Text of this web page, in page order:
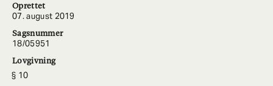
Oprettet
07. august 2019
Sagsnummer
18/05951
Lovgivning
10